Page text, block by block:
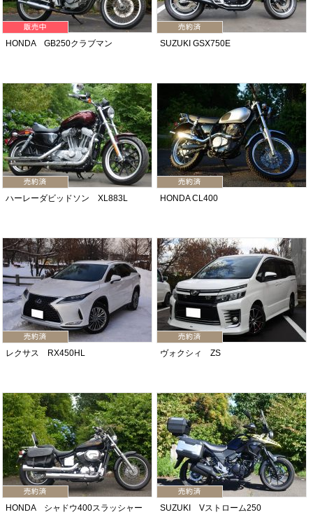
HONDA GB250クラブマン SUZUKI GSX750E
ハーレーダビッドソン XL883L HONDA CL400
レクサス RX450HL ヴォクシィ ZS
HONDA シャドウ400スラッシャー SUZUKI Vストローム250